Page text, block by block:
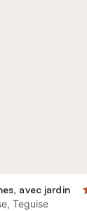
avec jardin
Teguise